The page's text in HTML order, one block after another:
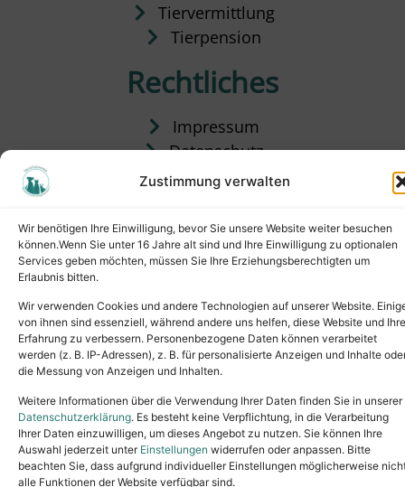
Zustimmung verwalten
Wir benötigen Ihre Einwilligung, bevor Sie unsere Website weiter besuchen
können.Wenn Sie unter 16 Jahre alt sind und Ihre Einwilligung zu optionalen
Services geben möchten, müssen Sie Ihre Erziehungsberechtigten um
Erlaubnis bitten.
Wir verwenden Cookies und andere Technologien auf unserer Website.
von ihnen sind essenziell, während andere uns helfen, diese Website und Ihre
Erfahrung zu verbessern. Personenbezogene Daten können verarbeitet
werden (z. B. IP-Adressen), z. B. für personalisierte Anzeigen und Inhalte
die Messung von Anzeigen und Inhalten.
Weitere Informationen über die Verwendung Ihrer Daten finden Sie in unserer
Datenschutzerklärung. Es besteht keine Verpflichtung, in die Verarbeitung
Ihrer Daten einzuwilligen, um dieses Angebot zu nutzen. Sie können Ihre
Auswahl jederzeit unter Einstellungen widerrufen oder anpassen. Bitte
beachten Sie, dass aufgrund individueller Einstellungen möglicherweise
alle Funktionen der Website verfügbar sind.
Tiervermittlung
Tierpension
Rechtliches
Impressum
Datenschutz
Satzung
Copyright © 2024. All rights reserved.
Tel.: (02631) 55356buero@tierheim-neuwied.de
Ludwigshof 1, 56567 Neuwied